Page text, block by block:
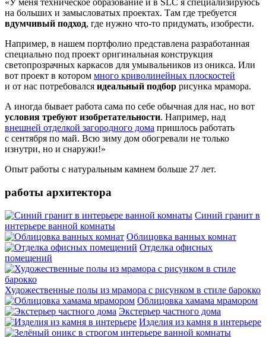
«У меня техническое образование и в SLC я специализируюсь
на больших и замысловатых проектах. Там где требуется
вдумчивый подход, где нужно что-то придумать, изобрести.
Например, в нашем портфолио представлена разработанная
специально под проект оригинальная конструкция
светопрозрачных каркасов для умывальников из оникса. Или
вот проект в котором много криволинейных плоскостей
и от нас потребовался идеальный подбор рисунка мрамора.
А иногда бывает работа сама по себе обычная для нас, но вот
условия требуют изобретательности. Например, над
внешней отделкой загородного дома пришлось работать
с сентября по май. Всю зиму дом обогревали не только
изнутри, но и снаружи!»
Опыт работы с натуральным камнем больше 27 лет.
работы архитектора
Синий гранит в
интерьере ванной комнаты
Облицовка ванных комнат
Отделка офисных
помещений
Художественные полы из мрамора с рисунком в стиле барокко
Облицовка хамама мрамором
Экстерьер частного дома
Изделия из камня в интерьере